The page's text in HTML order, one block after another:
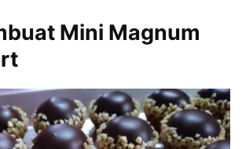
Mini Magnum